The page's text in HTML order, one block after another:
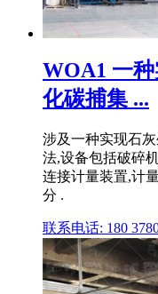
WOA1 一
化碳捕集 ...
涉及一种实现石
法,设备包括破碎
连接计量装置,计
分 .
联系电话: 180